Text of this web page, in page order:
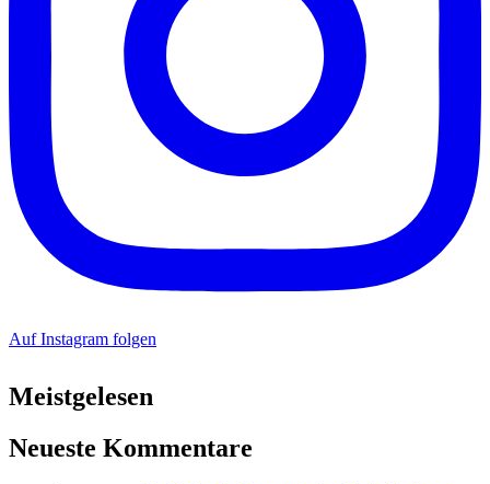
Auf Instagram folgen
Meistgelesen
Neueste Kommentare